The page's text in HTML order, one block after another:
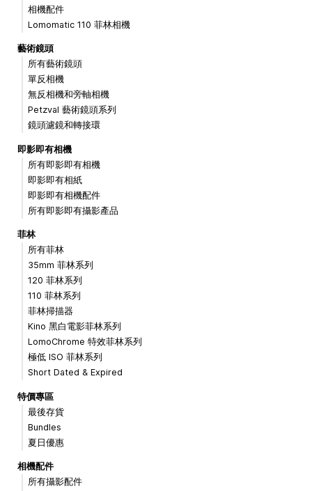
相機配件
Lomomatic 110 菲林相機
藝術鏡頭
所有藝術鏡頭
單反相機
無反相機和旁軸相機
Petzval 藝術鏡頭系列
鏡頭濾鏡和轉接環
即影即有相機
所有即影即有相機
即影即有相紙
即影即有相機配件
所有即影即有攝影產品
菲林
所有菲林
35mm 菲林系列
120 菲林系列
110 菲林系列
菲林掃描器
Kino 黑白電影菲林系列
LomoChrome 特效菲林系列
極低 ISO 菲林系列
Short Dated & Expired
特價專區
最後存貨
Bundles
夏日優惠
相機配件
所有攝影配件